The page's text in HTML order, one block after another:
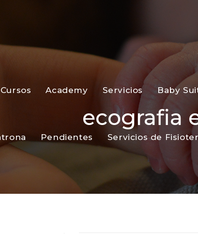
Cursos Academy Servicios Baby
Pendientes Servicios de
ecografia